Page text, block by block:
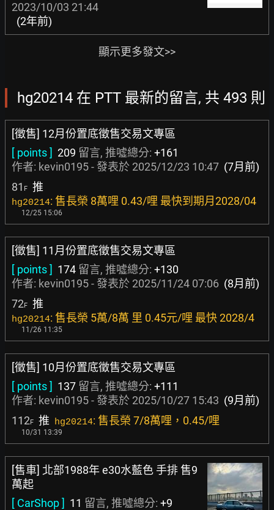
2023/10/03 21:44
(2年前)
顯示更多發文>>
hg20214 在 PTT 最新的留言, 共 493 則
[徵售] 12月份置底徵售交易文專區
[ points ] 209 留言, 推噓總分: +161
作者: kevin0195- 發表於 2025/12/23 10:47 (7月前)
81 F 推
hg20214: 售長榮 8萬哩 0.43/哩 最快到期月2028/04
12/25 15:06
[徵售] 11月份置底徵售交易文專區
[ points ] 174 留言, 推噓總分: +130
作者: kevin0195- 發表於 2025/11/24 07:06 (8月前)
72F 推
hg20214: 售長榮 5萬/8萬 里 0.45元/哩 最快 2028/4
11/26 11:35
[徵售] 10月份置底徵售交易文專區
[ points ] 137 留言, 推噓總分: +111
作者: kevin0195- 發表於 2025/10/27 15:43 (9月前)
112F 推 hg20214: 售長榮 7/8萬哩，0.45/哩
10/31 13:39
[售車] 北部1988年 e30水藍色 手排 售9
萬起
[ CarShop ] 11 留言, 推噓總分: +9